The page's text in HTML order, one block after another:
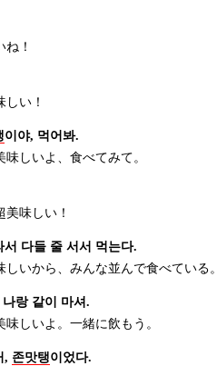
！
い！
이야, 먹어봐.
しいよ、食べてみて。
味しい！
서 다들 줄 서서 먹는다.
いから、みんな並んで食べている。
나랑 같이 마셔.
しいよ。一緒に飲もう。
, 존맛탱이었다.